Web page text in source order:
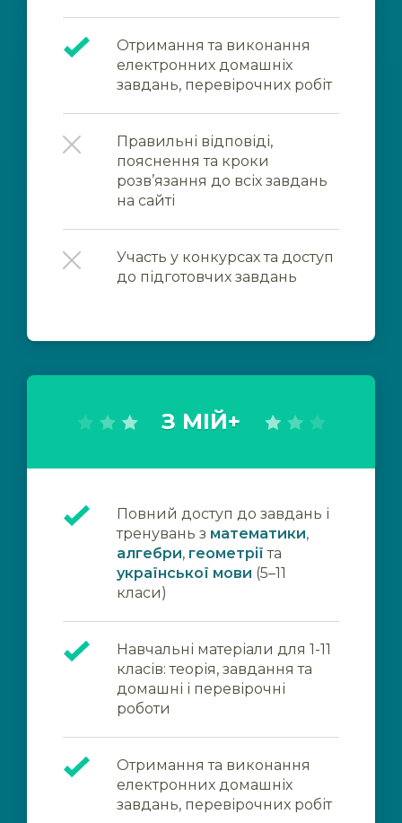
Отримання та виконання
електронних домашніх
завдань, перевірочних робіт
Правильні відповіді,
пояснення та кроки
розв’язання до всіх завдань
на сайті
Участь у конкурсах та доступ
до підготовчих завдань
З МІЙ+
Повний доступ до завдань і
тренувань з математики,
алгебри, геометрії та
української мови (5–11
класи)
Навчальні матеріали для 1-11
класів: теорія, завдання та
домашні і перевірочні
роботи
Отримання та виконання
електронних домашніх
завдань, перевірочних робіт